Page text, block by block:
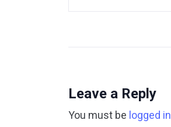
Leave a Reply
You must be logged in